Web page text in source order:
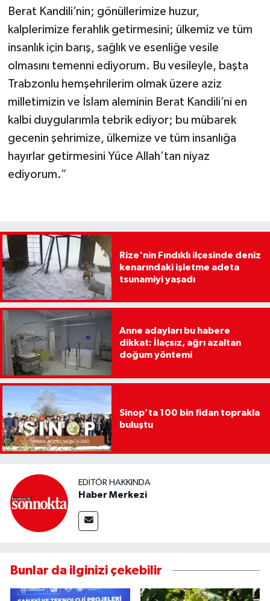
Berat Kandili’nin; gönüllerimize huzur,
kalplerimize ferahlık getirmesini; ülkemiz ve tüm
insanlık için barış, sağlık ve esenliğe vesile
olmasını temenni ediyorum. Bu vesileyle, başta
Trabzonlu hemşehrilerim olmak üzere aziz
milletimizin ve İslam aleminin Berat Kandili’ni en
kalbi duygularımla tebrik ediyor; bu mübarek
gecenin şehrimize, ülkemize ve tüm insanlığa
hayırlar getirmesini Yüce Allah’tan niyaz
ediyorum.”
Rize'nin Fındıklı ilçesinde deniz
kenarındaki işletme adeta
tsunamiyi yaşadı
Anne adayları bu habere
dikkat: İlaçsız, ağrı azaltan
doğum yöntemi
Sinop’ta 100 bin fidan toprakla
buluştu
EDITÖR HAKKINDA
Haber Merkezi
Bunlar da ilginizi çekebilir